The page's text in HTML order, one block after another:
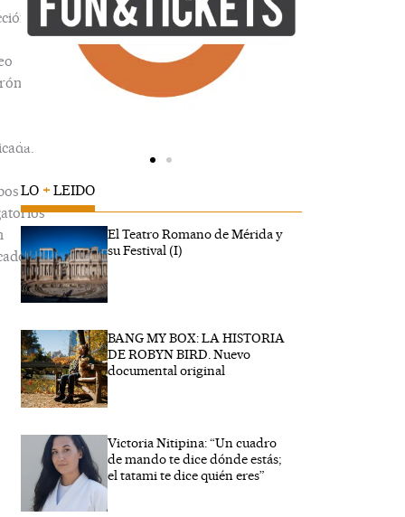
LO +LEIDO
El Teatro Romano de Mérida y
su Festival (I)
BANG MY BOX: LA HISTORIA
DE ROBYN BIRD. Nuevo
documental original
Victoria Nitipina: “Un cuadro
de mando te dice dónde estás;
el tatami te dice quién eres”